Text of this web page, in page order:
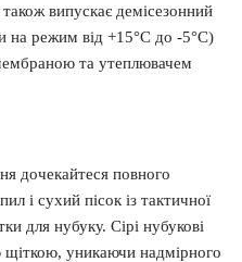
випускає демісезонний
на режим від +15°C до -5°C)
та утеплювачем
дочекайтеся повного
і сухий пісок із тактичної
для нубуку. Сірі нубукові
щіткою, уникаючи надмірного